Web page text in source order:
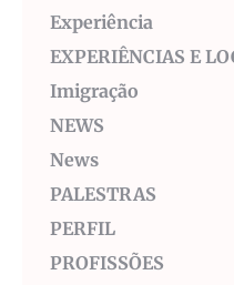
Experiência
EXPERIÊNCIAS E
Imigração
NEWS
News
PALESTRAS
PERFIL
PROFISSÕES